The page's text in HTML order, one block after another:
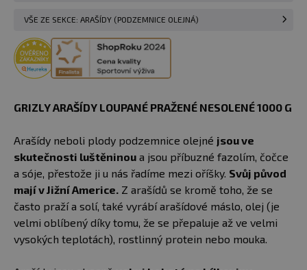
VŠE ZE SEKCE: ARAŠÍDY (PODZEMNICE OLEJNÁ)
GRIZLY ARAŠÍDY LOUPANÉ PRAŽENÉ NESOLENÉ 1000 G
Arašídy neboli plody podzemnice olejné jsou ve
skutečnosti luštěninou a jsou příbuzné fazolím, čočce
a sóje, přestože ji u nás řadíme mezi oříšky. Svůj původ
mají v Jižní Americe. Z arašídů se kromě toho, že se
často praží a solí, také vyrábí arašídové máslo, olej (je
velmi oblíbený díky tomu, že se přepaluje až ve velmi
vysokých teplotách), rostlinný protein nebo mouka.